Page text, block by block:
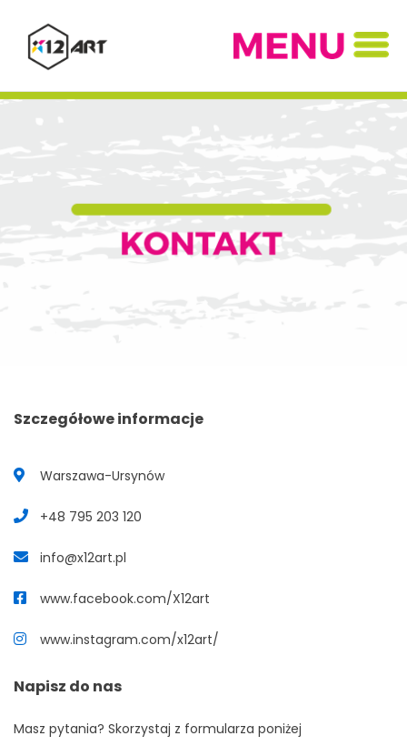
Szczegółowe informacje
Warszawa-Ursynów
+48 795 203 120
info@x12art.pl
www.facebook.com/X12art
www.instagram.com/x12art/
Napisz do nas
Masz pytania? Skorzystaj z formularza poniżej